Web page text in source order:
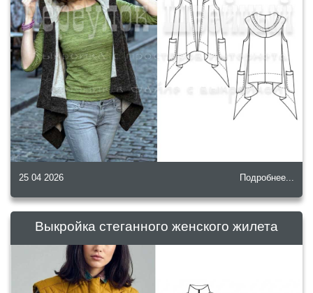
25 04 2026 Подробнее...
Выкройка стеганного женского жилета